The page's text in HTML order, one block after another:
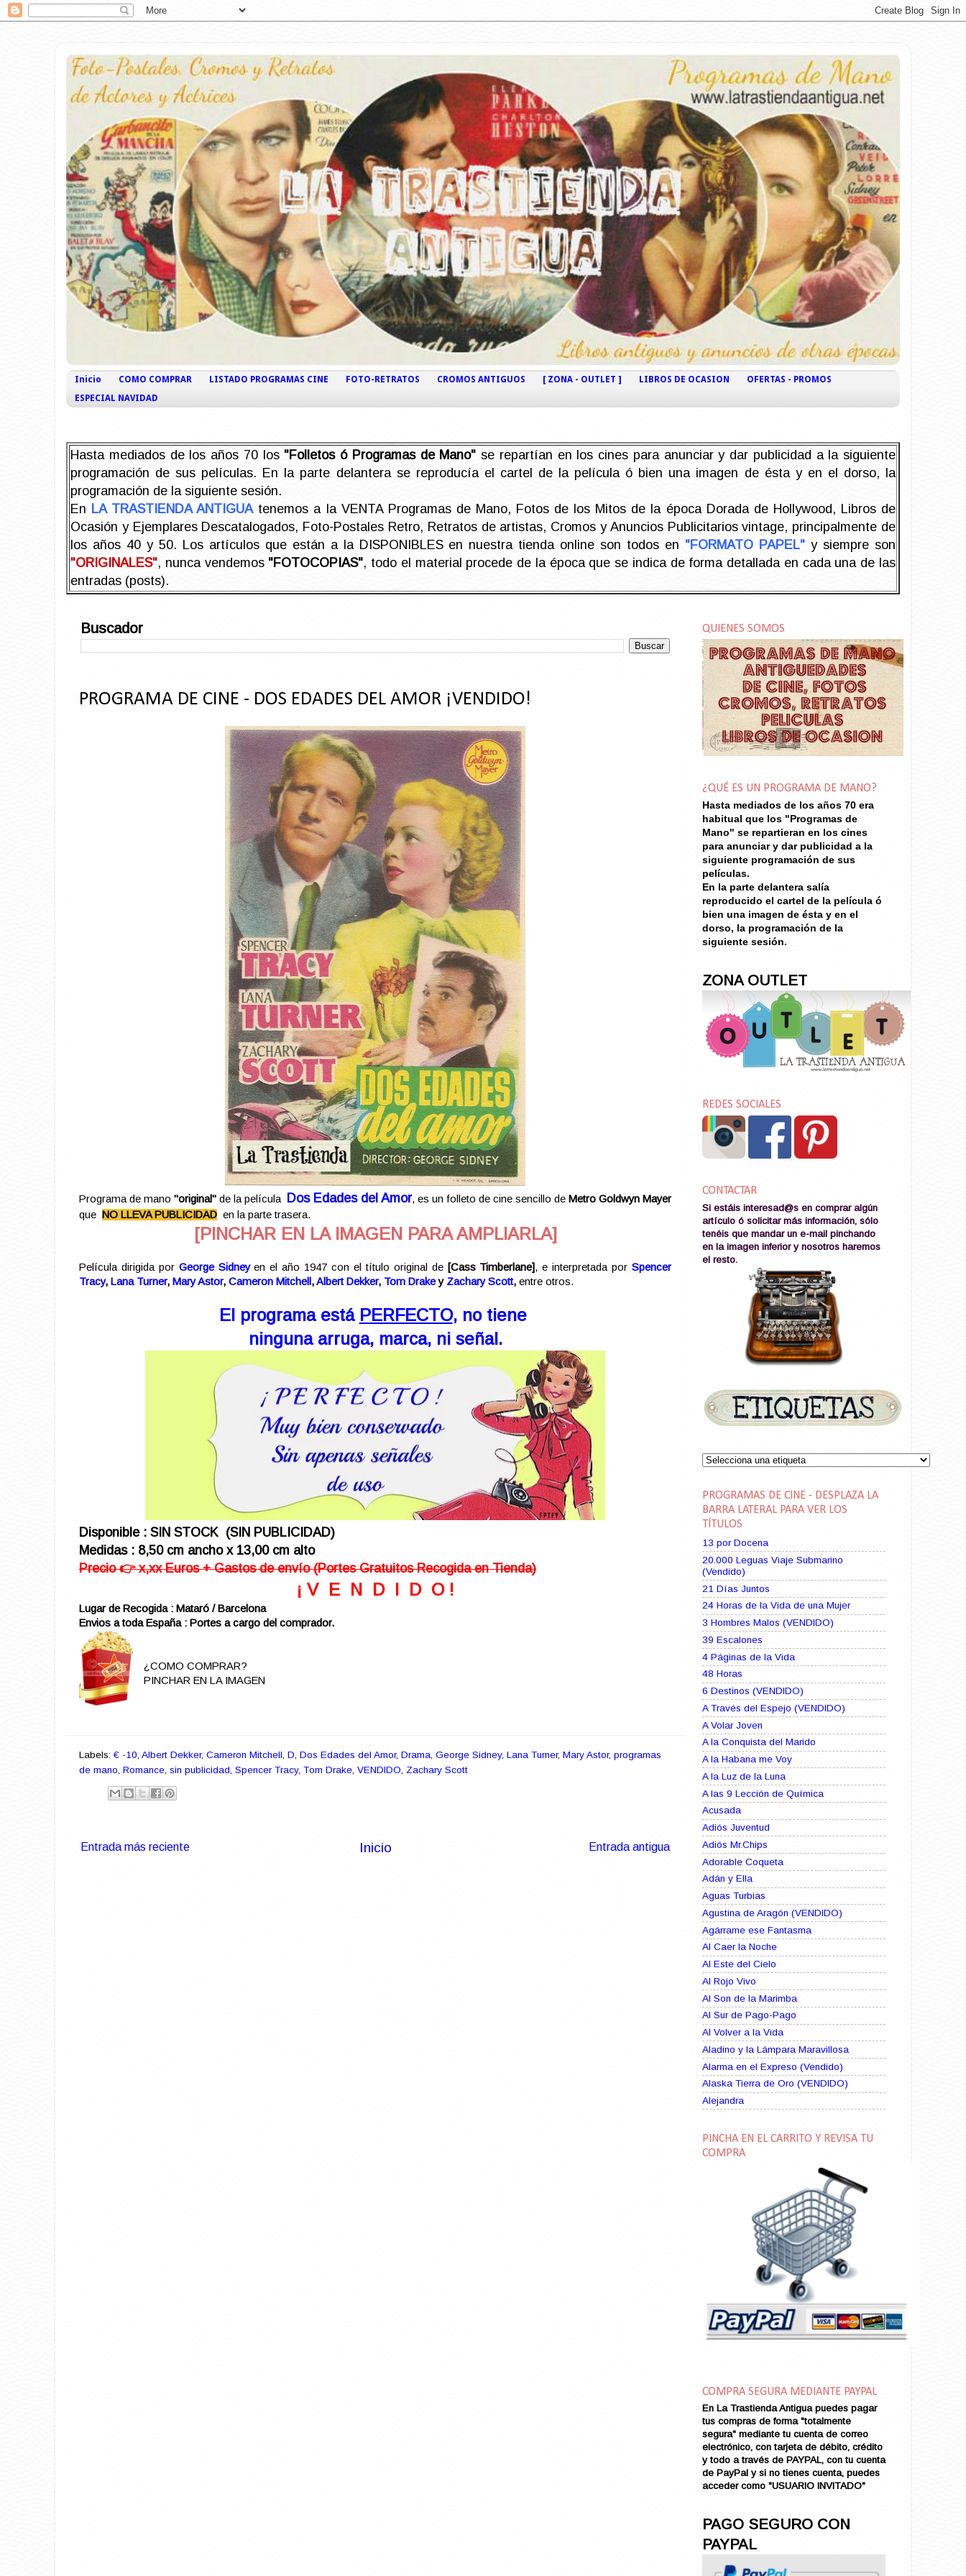
Inicio COMO COMPRAR LISTADO PROGRAMAS CINE FOTO-RETRATOS CROMOS ANTIGUOS [ ZONA - OUTLET ] LIBROS DE OCASION
OFERTAS - PROMOS
ESPECIAL NAVIDAD
Hasta mediados de los años 70 los "Folletos ó Programas de Mano" se repartían en los cines para anunciar y dar publicidad a la siguiente
programación de sus películas. En la parte delantera se reproducía el cartel de la película ó bien una imagen de ésta y en el dorso, la
programación de la siguiente sesión.
En LA TRASTIENDA ANTIGUAtenemos a la VENTA Programas de Mano, Fotos de los Mitos de la época Dorada de Hollywood, Libros de
Ocasión y Ejemplares Descatalogados, Foto-Postales Retro, Retratos de artistas, Cromos y Anuncios Publicitarios vintage, principalmente de
los años 40 y 50. Los artículos que están a la DISPONIBLES en nuestra tienda online son todos en "FORMATO PAPEL" y siempre son
"ORIGINALES", nunca vendemos "FOTOCOPIAS", todo el material procede de la época que se indica de forma detallada en cada una de las
entradas (posts).
Buscador
PROGRAMA DE CINE - DOS EDADES DEL AMOR ¡VENDIDO!
Programa de mano "original" de la película Dos Edades del Amor, es un folleto de cine sencillo de Metro Goldwyn Mayer
que NO LLEVA PUBLICIDAD en la parte trasera.
[PINCHAR EN LA IMAGEN PARA AMPLIARLA]
Película dirigida por George Sidneyen el año 1947 con el título original de [Cass Timberlane], e interpretada porSpencer
Tracy, Lana Turner, Mary Astor, Cameron Mitchell ,Albert Dekker, Tom Drakey Zachary Scott, entre otros.
El programa está PERFECTO, no tiene
ninguna arruga, marca, ni señal.
Disponible : SIN STOCK (SIN PUBLICIDAD)
Medidas : 8,50 cm ancho x 13,00 cm alto
Precio 👉 x,xx Euros + Gastos de envío (Portes Gratuitos Recogida en Tienda)
¡ V E N D I D O !
Lugar de Recogida : Mataró / Barcelona
Envios a toda España : Portes a cargo del comprador.
¿COMO COMPRAR?
PINCHAR EN LA IMAGEN
Labels: € -10 Albert Dekker, Cameron Mitchell D Dos Edades del Amor, Drama George Sidney, Lana Turner, Mary Astor, programas
de mano Romance sin publicidad Spencer Tracy, Tom Drake VENDIDO Zachary Scott
Entrada más reciente Entrada antigua
Inicio
QUIENES SOMOS
¿QUÉ ES UN PROGRAMA DE MANO?
Hasta mediados de los años 70 era
habitual que los "Programas de
Mano" se repartieran en los cines
para anunciar y dar publicidad a la
siguiente programación de sus
películas.
En la parte delantera salía
reproducido el cartel de la película ó
bien una imagen de ésta y en el
dorso, la programación de la
siguiente sesión.
ZONA OUTLET
REDES SOCIALES
CONTACTAR
Si estáis interesad@s en comprar algún
artículo ó solicitar más información, sólo
tenéis que mandar un e-mail pinchando
en la imagen inferior y nosotros haremos
el resto.
PROGRAMAS DE CINE - DESPLAZA LA
BARRA LATERAL PARA VER LOS
TÍTULOS
13 por Docena
20.000 Leguas Viaje Submarino
(Vendido)
21 Días Juntos
24 Horas de la Vida de una Mujer
3 Hombres Malos (VENDIDO)
39 Escalones
4 Páginas de la Vida
48 Horas
6 Destinos (VENDIDO)
A Través del Espejo (VENDIDO)
A Volar Joven
A la Conquista del Marido
A la Habana me Voy
A la Luz de la Luna
A las 9 Lección de Química
Acusada
Adiós Juventud
Adiós Mr.Chips
Adorable Coqueta
Adán y Ella
Aguas Turbias
Agustina de Aragón (VENDIDO)
Agárrame ese Fantasma
Al Caer la Noche
Al Este del Cielo
Al Rojo Vivo
Al Son de la Marimba
Al Sur de Pago-Pago
Al Volver a la Vida
Aladino y la Lámpara Maravillosa
Alarma en el Expreso (Vendido)
Alaska Tierra de Oro (VENDIDO)
Alejandra
Alma Zíngara
Alma en Suplicio (VENDIDO)
Amame esta Noche (VENDIDO)
Amanda La Paciente Peligrosa
Amarga Victoria
Amor a Medianoche
Amor en Conserva (VENDIDO)
Amor que Mata
Amor sin Refugio
Ana Karenina
Ana de Brooklyn
Ana y El Rey de Siam
Anatomía de un Asesinato
Andrés Harvey Millonario (VENDIDO)
Andrés Harvey Tenorio
Ansia de Amor (VENDIDO)
Aníbal
PINCHA EN EL CARRITO Y REVISA TU
COMPRA
COMPRA SEGURA MEDIANTE PAYPAL
En La Trastienda Antigua puedes pagar
tus compras de forma "totalmente
segura" mediante tu cuenta de correo
electrónico, con tarjeta de débito, crédito
y todo a través de PAYPAL, con tu cuenta
de PayPal y si no tienes cuenta, puedes
acceder como "USUARIO INVITADO"
PAGO SEGURO CON
PAYPAL